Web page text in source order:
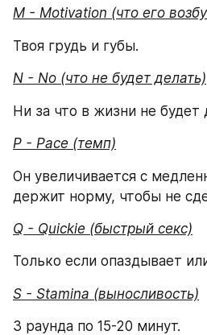
M - Motivation (что его
Твоя грудь и губы.
N - No (что не будет делать)
Ни за что в жизни не будет
P - Pace (темп)
Он увеличивается с
держит норму, чтобы не
Q - Quickie (быстрый секс)
Только если опаздывает
S - Stamina (выносливость)
3 раунда по 15-20 минут.